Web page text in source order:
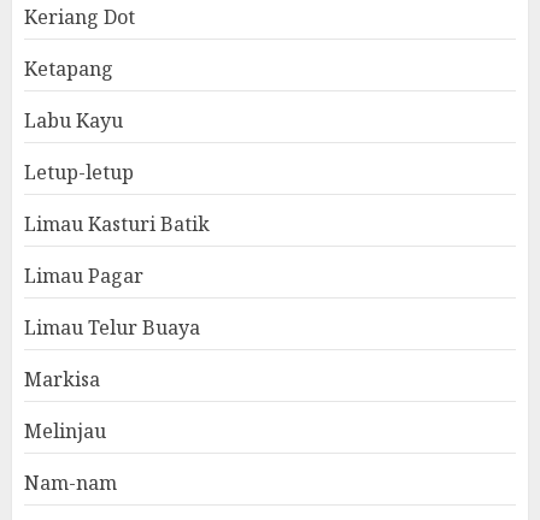
Keriang Dot
Ketapang
Labu Kayu
Letup-letup
Limau Kasturi Batik
Limau Pagar
Limau Telur Buaya
Markisa
Melinjau
Nam-nam